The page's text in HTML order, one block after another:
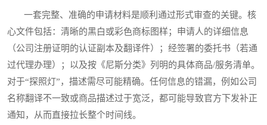
一套完整、准确的申请材料是顺利通过形式审查的关键。核
心文件包括：清晰的黑白或彩色商标图样；申请人的详细信息
（公司注册证明的认证副本及翻译件）；经签署的委托书（若通
过代理办理）；以及按《尼斯分类》列明的具体商品/服务清单。
对于“探照灯”，描述需尽可能精确。任何信息的错漏，例如公司
名称翻译不一致或商品描述过于宽泛，都可能导致官方下发补正
通知，从而直接拉长整个时间线。